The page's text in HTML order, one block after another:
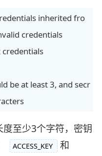
inherited fro
credentials
be at least 3, and secr
至少3个字符，密钥
ACCESS_KEY 和